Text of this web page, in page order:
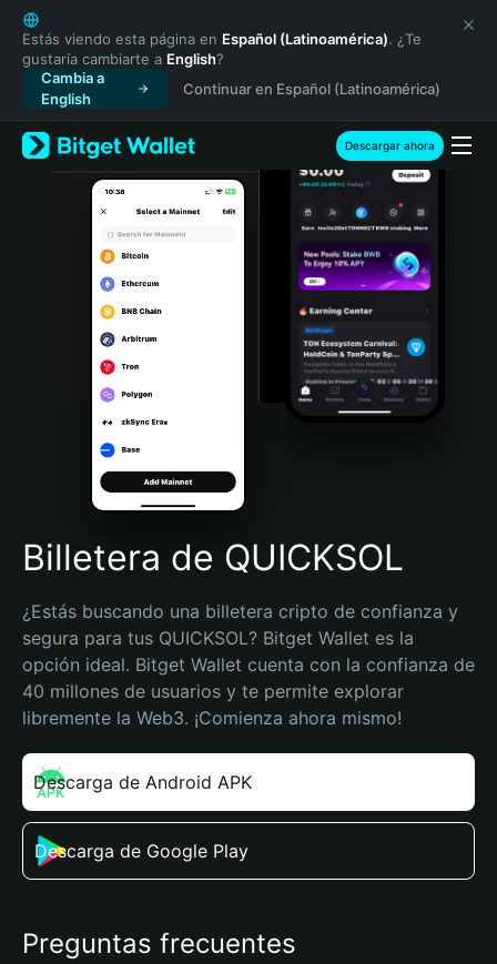
English
日本語
Tiếng Việt
Русский
Español (Latinoamérica)
Türkçe
Italiano
Português (Portugal)
Bahasa Indonesia
Português (Brasil)
Español (Argentina)
Estás viendo esta página en Español (Latinoamérica). ¿Te
gustaría cambiarte a English?
Cambia a
English
Continuar en Español (Latinoamérica)
Descargar ahora
Billetera de QUICKSOL
¿Estás buscando una billetera cripto de confianza y
segura para tus QUICKSOL? Bitget Wallet es la
opción ideal. Bitget Wallet cuenta con la confianza de
40 millones de usuarios y te permite explorar
libremente la Web3. ¡Comienza ahora mismo!
Descarga de Android APK
Descarga de Google Play
Preguntas frecuentes